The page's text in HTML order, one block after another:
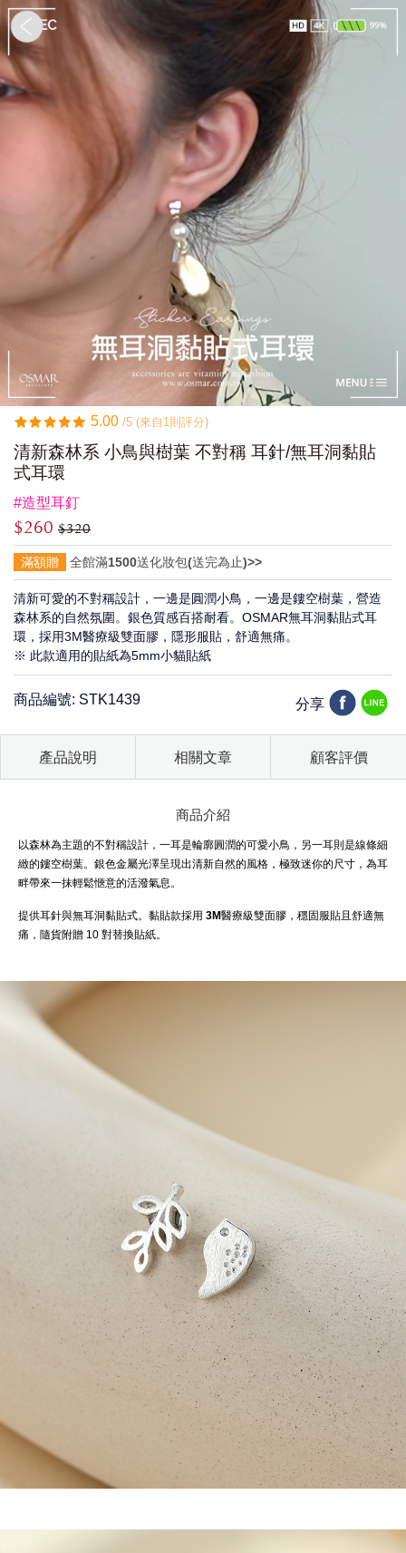
5.00 /5 (來自1則評分)
清新森林系 小鳥與樹葉 不對稱 耳針/無耳洞黏貼
式耳環
#造型耳釘
$260 $320
滿額贈 全館滿1500送化妝包(送完為止)>>
清新可愛的不對稱設計，一邊是圓潤小鳥，一邊是鏤空樹葉，營造
森林系的自然氛圍。銀色質感百搭耐看。OSMAR無耳洞黏貼式耳
環，採用3M醫療級雙面膠，隱形服貼，舒適無痛。
※ 此款適用的貼紙為5mm小貓貼紙
商品編號: STK1439 分享
產品說明 相關文章 顧客評價
商品介紹
以森林為主題的不對稱設計，一耳是輪廓圓潤的可愛小鳥，另一耳則是線條細
緻的鏤空樹葉。銀色金屬光澤呈現出清新自然的風格，極致迷你的尺寸，為耳
畔帶來一抹輕鬆愜意的活潑氣息。
提供耳針與無耳洞黏貼式。黏貼款採用 3M醫療級雙面膠 ，穩固服貼且舒適無
痛，隨貨附贈 10 對替換貼紙。